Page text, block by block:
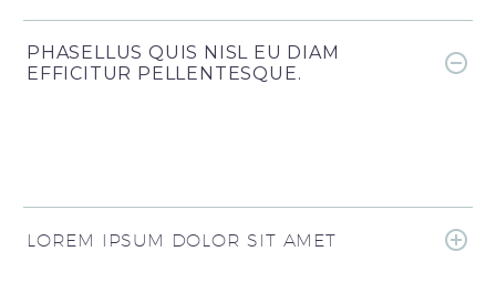
PHASELLUS QUIS NISL EU DIAM
EFFICITUR PELLENTESQUE.
LOREM IPSUM DOLOR SIT AMET